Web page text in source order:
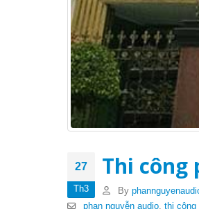
27
Th3
Thi công
By
phan nguyễn audio, thi công